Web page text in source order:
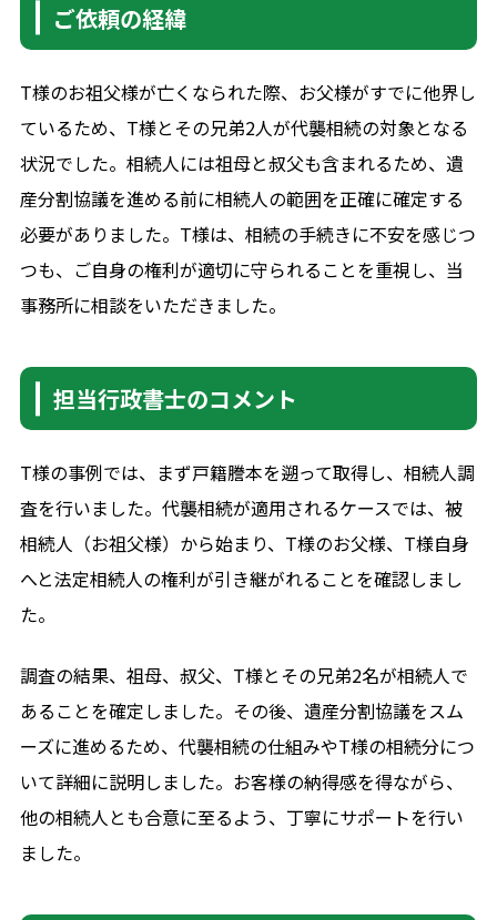
ご依頼の経緯
T様のお祖父様が亡くなられた際、お父様がすでに他界し
ているため、T様とその兄弟2人が代襲相続の対象となる
状況でした。相続人には祖母と叔父も含まれるため、遺
産分割協議を進める前に相続人の範囲を正確に確定する
必要がありました。T様は、相続の手続きに不安を感じつ
つも、ご自身の権利が適切に守られることを重視し、当
事務所に相談をいただきました。
担当行政書士のコメント
T様の事例では、まず戸籍謄本を遡って取得し、相続人調
査を行いました。代襲相続が適用されるケースでは、被
相続人（お祖父様）から始まり、T様のお父様、T様自身
へと法定相続人の権利が引き継がれることを確認しまし
た。
調査の結果、祖母、叔父、T様とその兄弟2名が相続人で
あることを確定しました。その後、遺産分割協議をスム
ーズに進めるため、代襲相続の仕組みやT様の相続分につ
いて詳細に説明しました。お客様の納得感を得ながら、
他の相続人とも合意に至るよう、丁寧にサポートを行い
ました。
ご質問やご相談がございましたら、お気軽にお問合せく
ださい。
専門スタッフが丁寧に対応いたします。
044-381-8125
月曜日～金曜日9-17時（土・日曜日、祝日休み）